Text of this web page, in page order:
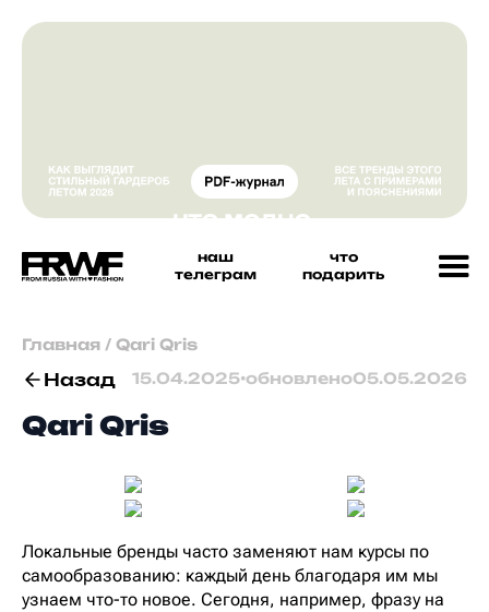
наш
телеграм
что
подарить
Главная / Qari Qris
Назад 15.04.2025•обновлено05.05.2026
Qari Qris
Локальные бренды часто заменяют нам курсы по
самообразованию: каждый день благодаря им мы
узнаем что-то новое. Сегодня, например, фразу на